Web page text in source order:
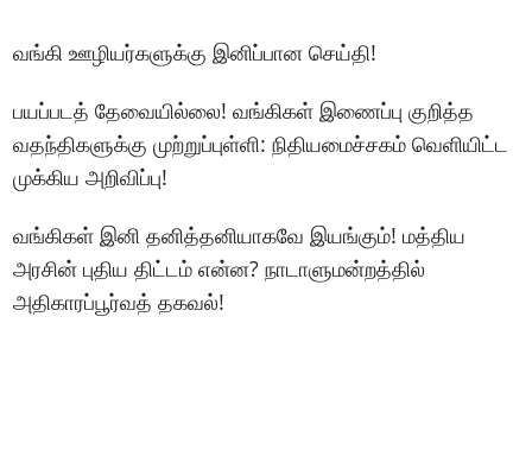
வங்கி ஊழியர்களுக்கு இனிப்பான செய்தி!
பயப்படத் தேவையில்லை! வங்கிகள் இணைப்பு குறித்த
வதந்திகளுக்கு முற்றுப்புள்ளி: நிதியமைச்சகம் வெளியிட்ட
முக்கிய அறிவிப்பு!
வங்கிகள் இனி தனித்தனியாகவே இயங்கும்! மத்திய
அரசின் புதிய திட்டம் என்ன? நாடாளுமன்றத்தில்
அதிகாரப்பூர்வத் தகவல்!